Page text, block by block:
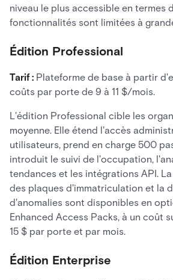
niveau le plus accessible en termes
fonctionnalités sont limitées à
Édition Professional
Tarif : Plateforme de base à partir
coûts par porte de 9 à 11 $/mois.
L'édition Professional cible les
moyenne. Elle étend l'accès
utilisateurs, prend en charge 500
introduit le suivi de l'occupation,
tendances et les intégrations API.
des plaques d'immatriculation et la
d'anomalies sont disponibles en
Enhanced Access Packs, à un coût
15 $ par porte et par mois.
Édition Enterprise